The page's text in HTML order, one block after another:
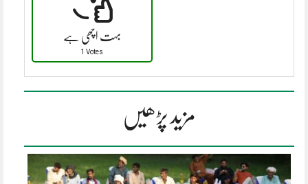
بہت اچھی ہے
1 Votes
مزید پڑھیں